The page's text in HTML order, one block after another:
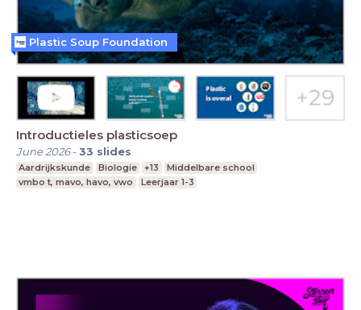
Introductieles plasticsoep
June 2026-33 slides
Aardrijkskunde Biologie +13
Middelbare school
vmbo t, mavo, havo, vwo
Leerjaar 1-3
Plastic Soup Foundation